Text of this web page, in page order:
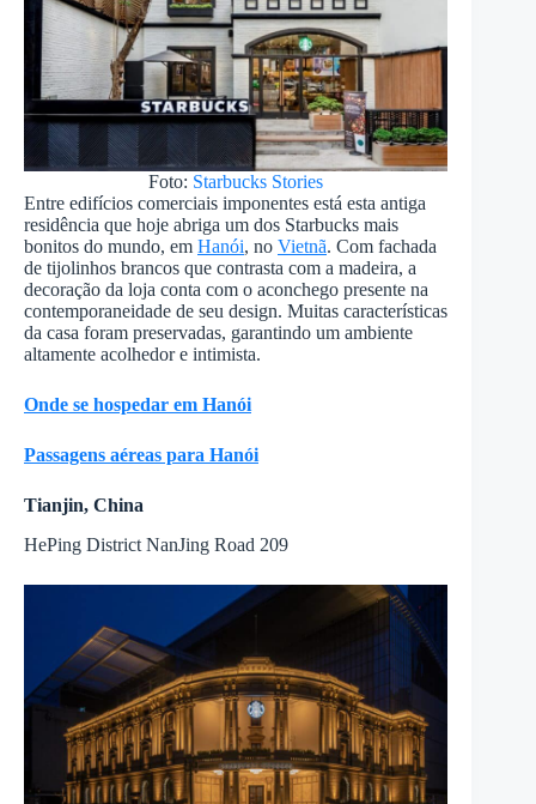
Foto: Starbucks Stories
Entre edifícios comerciais imponentes está esta antiga
residência que hoje abriga um dos Starbucks mais
bonitos do mundo, em Hanói, no Vietnã. Com fachada
de tijolinhos brancos que contrasta com a madeira, a
decoração da loja conta com o aconchego presente na
contemporaneidade de seu design. Muitas características
da casa foram preservadas, garantindo um ambiente
altamente acolhedor e intimista.
Onde se hospedar em Hanói
Passagens aéreas para Hanói
Tianjin, China
HePing District NanJing Road 209